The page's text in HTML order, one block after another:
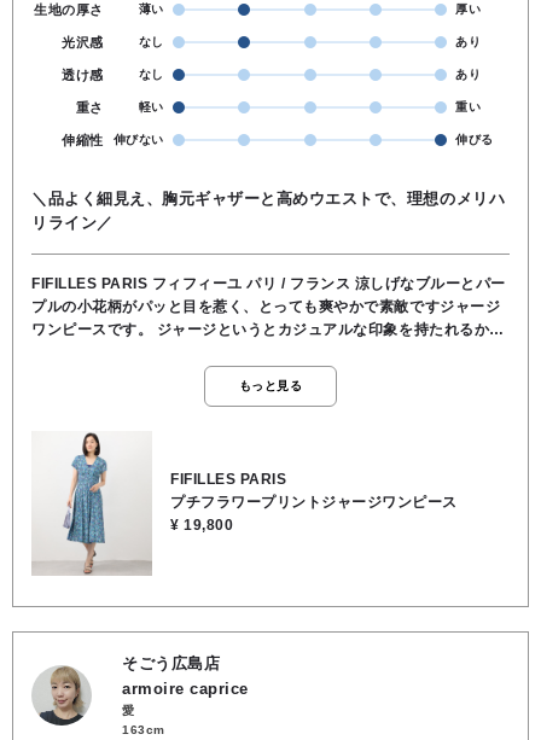
生地の厚さ 薄い 厚い
光沢感 なし あり
透け感 なし あり
重さ 軽い 重い
伸縮性 伸びない 伸びる
＼品よく細見え、胸元ギャザーと高めウエストで、理想のメリハ
リライン／
FIFILLES PARIS フィフィーユ パリ / フランス 涼しげなブルーとパー
プルの小花柄がパッと目を惹く、とっても爽やかで素敵ですジャージ
ワンピースです。 ジャージというとカジュアルな印象を持たれるかも
たウエストラインのおかげで、スタイルが良く見えます。 深めのVネ
ックでお顔周りもすっきり映えますし、スカートのAラインの広がり
1枚でさらりと着るのはもちろん、カーディガンやジャケットを羽織れ
ばロングシーズン大活躍します。 シワになりにくくお手入れも簡単な
ので、デイリーユースからリゾート旅行まで、この夏手放せないアイ
テムになります。 ★着丈 110cm ★肩幅 38cm ★身幅 45cm ★袖丈
12cm ●裏地/インナー なし ●ウエスト ゴムなし ●ポケット なし ●お洗
濯可能 ●ポリエステル94％, ポリウレタン6％
もっと見る
FIFILLES PARIS
プチフラワープリントジャージワンピース
¥ 19,800
そごう広島店
armoire caprice
愛
163cm